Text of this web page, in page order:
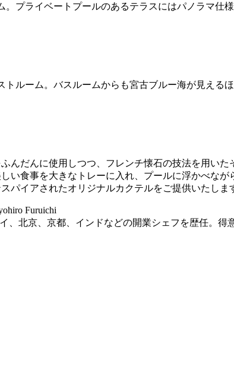
プライベートプールのあるテラスにはパノラマ仕
ルーム。バスルームからも宮古ブルー海が見える
んだんに使用しつつ、フレンチ懐石の技法を用い
い食事を大きなトレーに入れ、プールに浮かべな
パイアされたオリジナルカクテルをご提供いたしま
Furuichi​​
、北京、京都、インドなどの開業シェフを歴任。